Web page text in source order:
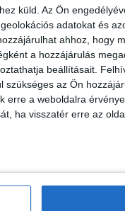
küld. Az Ön
adatokat és
ahhoz, hogy
a hozzájárulás
beállításait.
az Ön
erre a weboldalra
ha visszatér erre az
botrány
forintot
politikai
átláthatóan